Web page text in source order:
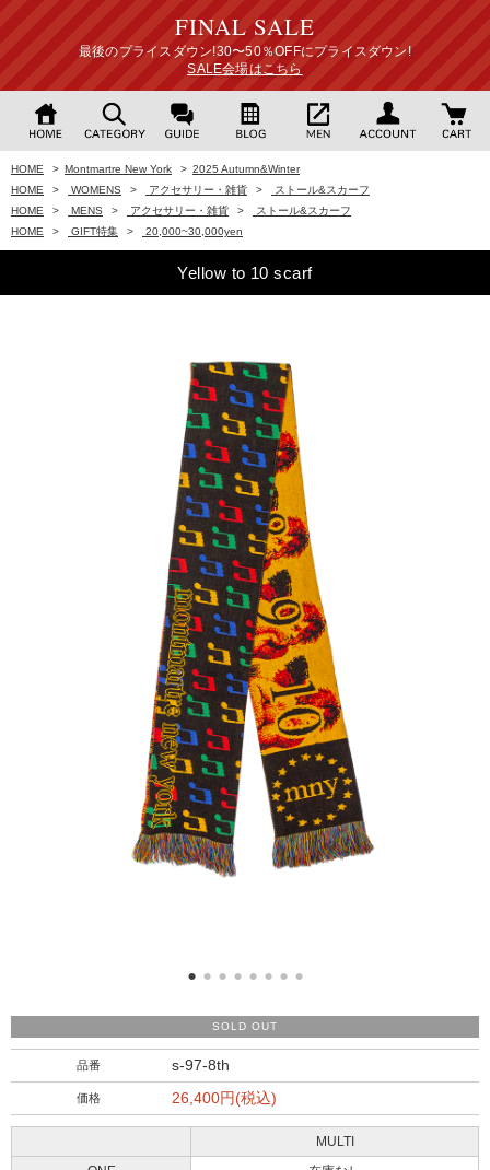
FINAL SALE
最後のプライスダウン!30〜50％OFFにプライスダウン!
SALE会場はこちら
HOME > Montmartre New York > 2025 Autumn&Winter
HOME
> WOMENS > アクセサリー・雑貨 >
ストール&スカーフ
HOME
> MENS > アクセサリー・雑貨 >
ストール&スカーフ
HOME
> GIFT特集 > 20,000~30,000yen
Yellow to 10 scarf
SOLD OUT
品番 s-97-8th
価格 26,400円(税込)
MULTI